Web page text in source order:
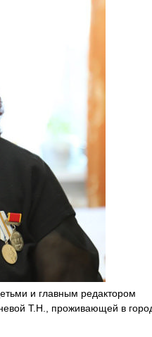
и главным редактором
Т.Н., проживающей в